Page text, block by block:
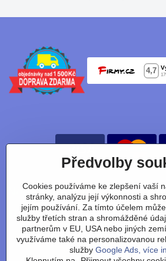
Nájdete nás taky na:
Facebook Instagram Youtube
Obchodní podmínky/vrácení zboží/
Předvolby
Cookies používáme ke zlepšení vaší
stránky, analýzu její výkonnosti a
jejím používání. Za tímto účelem
služby třetích stran a shromážděné
partnerům v EU, USA nebo jiných
využíváme také na personalizovanou
služby Google Ads, více